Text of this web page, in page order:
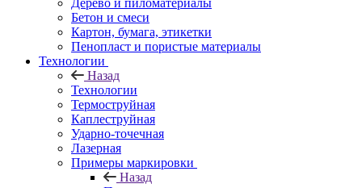
Дерево и пиломатериалы
Бетон и смеси
Картон, бумага, этикетки
Пенопласт и пористые материалы
Технологии
Назад
Технологии
Термоструйная
Каплеструйная
Ударно-точечная
Лазерная
Примеры маркировки
Назад